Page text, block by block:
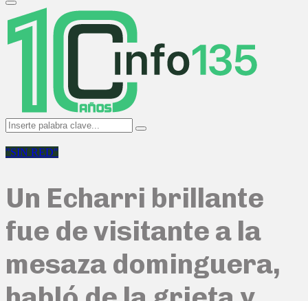
Primary
Menu
Search
for:
Search
"SIN RED"
Un Echarri brillante
fue de visitante a la
mesaza dominguera,